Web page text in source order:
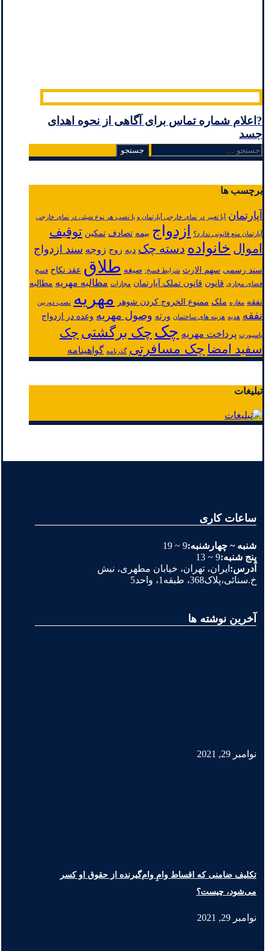
?اعلام شماره تماس برای آگاهی از نحوه اهدای
جسد
جستجو
برای:
برچسب ها
آپارتمان آیا تغییر در نمای خارجی آپارتمان و یا نصب هر نوع شیئی در نمای خارجی
آپارتمان منع قانونی ندارد؟ ازدواج بیمه تصادف تمکین توقیف
اموال خانواده دسته چک دیه زوج زوجه سند ازدواج
سند رسمی سهم الارث شرایط فسخ: صیغه طلاق عقد نکاح فسخ
فضای مجازی قانون قانون تملک آپارتمان مجازات مطالبه مهریه مطالبه
نفقه مغازه ملک ممنوع الخروج کردن شوهر مهریه نصب دوربین
نفقه هدیه هزینه های ساختمان ورثه وصول مهریه وعده در ازدواج
پاسپورت پرداخت مهریه چک چک برگشتی چک
سفید امضا چک مسافرتی گذرنامه گواهینامه
تبلیغات
ساعات کاری
شنبه ~ چهارشنبه:9 ~ 19
پنج شنبه:9 ~ 13
آدرس: ایران، تهران، خیابان مطهری، نبش
خ.سنائی،پلاک368، طبقه1، واحد5
آخرین نوشته ها
نوامبر 29, 2021
تکلیف ضامنی که اقساط وامِ وام‌گیرنده از حقوق او کسر
می‌شود، چیست؟
نوامبر 29, 2021